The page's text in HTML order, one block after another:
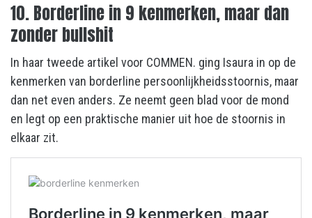
10. Borderline in 9 kenmerken, maar dan
zonder bullshit
In haar tweede artikel voor COMMEN. ging Isaura in op de
kenmerken van borderline persoonlijkheidsstoornis, maar
dan net even anders. Ze neemt geen blad voor de mond
en legt op een praktische manier uit hoe de stoornis in
elkaar zit.